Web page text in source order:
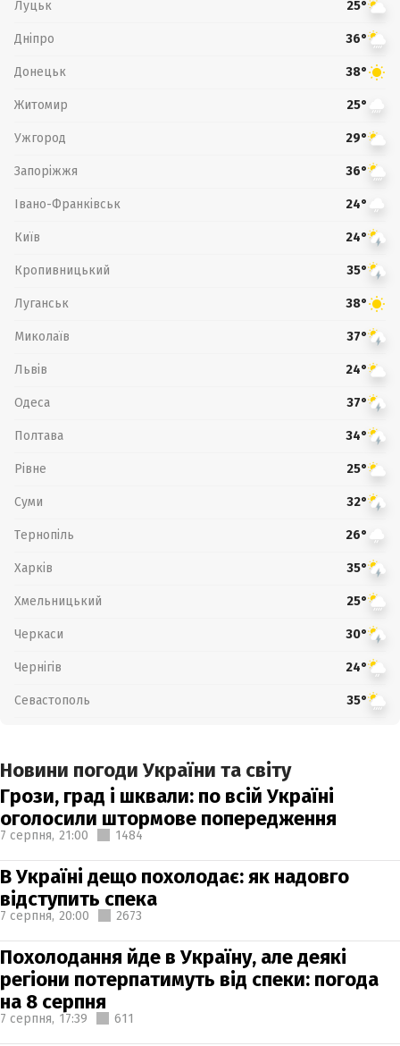
Луцьк 25°
Дніпро 36°
Донецьк 38°
Житомир 25°
Ужгород 29°
Запоріжжя 36°
Івано-Франківськ 24°
Київ 24°
Кропивницький 35°
Луганськ 38°
Миколаїв 37°
Львів 24°
Одеса 37°
Полтава 34°
Рівне 25°
Суми 32°
Тернопіль 26°
Харків 35°
Хмельницький 25°
Черкаси 30°
Чернігів 24°
Севастополь 35°
Новини погоди України та світу
Грози, град і шквали: по всій Україні
оголосили штормове попередження
7 серпня, 21:00 1484
В Україні дещо похолодає: як надовго
відступить спека
7 серпня, 20:00 2673
Похолодання йде в Україну, але деякі
регіони потерпатимуть від спеки: погода
на 8 серпня
7 серпня, 17:39 611